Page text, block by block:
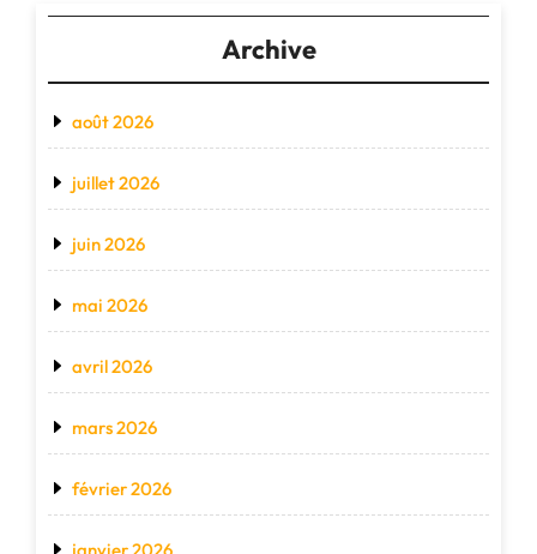
Archive
août 2026
juillet 2026
juin 2026
mai 2026
avril 2026
mars 2026
février 2026